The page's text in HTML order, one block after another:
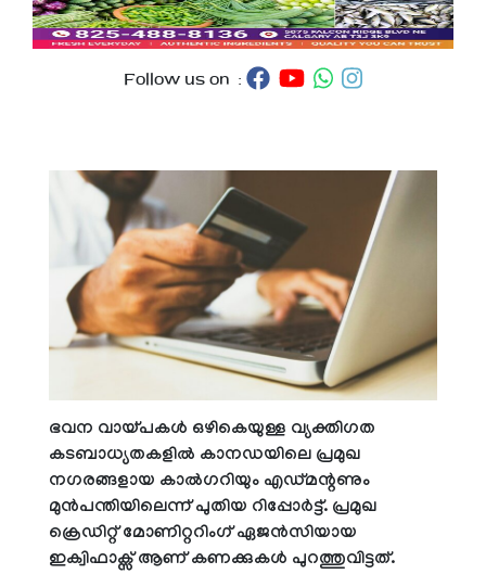
Follow us on :
ഭവന വായ്പകൾ ഒഴികെയുള്ള വ്യക്തിഗത
കടബാധ്യതകളിൽ കാനഡയിലെ പ്രമുഖ
നഗരങ്ങളായ കാൽഗറിയും എഡ്മന്റണും
മുൻപന്തിയിലെന്ന് പുതിയ റിപ്പോർട്ട്. പ്രമുഖ
ക്രെഡിറ്റ് മോണിറ്ററിംഗ് ഏജൻസിയായ
ഇക്വിഫാക്സ് ആണ് കണക്കുകൾ പുറത്തുവിട്ടത്.